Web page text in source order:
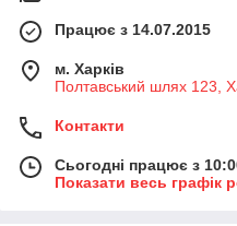
Працює з 14.07.2015
м. Харків
Полтавський шлях 123,
Контакти
Сьогодні працює з
Показати весь графік